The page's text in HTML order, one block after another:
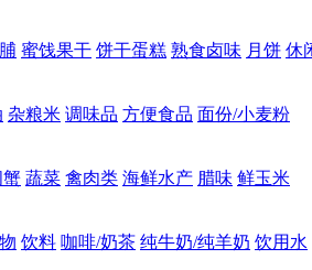
蜜饯果干 饼干蛋糕 熟食卤味 月饼 休
杂粮米 调味品 方便食品 面份/小麦粉
蟹 蔬菜 禽肉类 海鲜水产 腊味 鲜玉米
饮料 咖啡/奶茶 纯牛奶/纯羊奶 饮用水